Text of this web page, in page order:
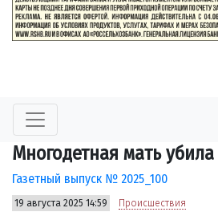
Многодетная мать
Газетный выпуск № 2025_100
19 августа 2025 14:59 Происшествия